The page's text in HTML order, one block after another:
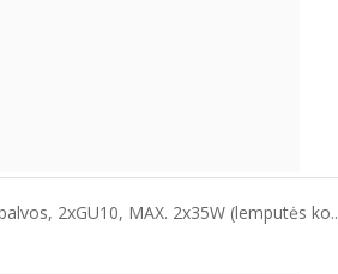
2xGU10, MAX. 2x35W (lemputės ko..